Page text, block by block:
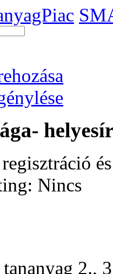
Nincs
2.,